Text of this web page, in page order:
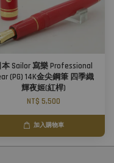
本 Sailor 寫樂 Professional
(PG) 14K金尖鋼筆 四季織
輝夜姬(紅桿)
NT$ 5,500
加入購物車